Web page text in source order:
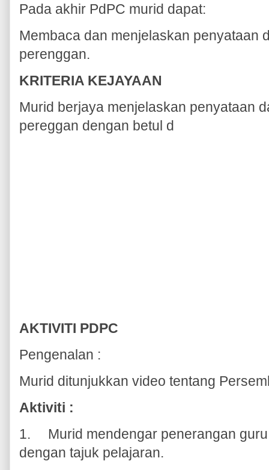
Pada akhir PdPC murid dapat:
Membaca dan menjelaskan penyataan
perenggan.
KRITERIA KEJAYAAN
Murid berjaya menjelaskan penyataan
pereggan dengan betul d
AKTIVITI PDPC
Pengenalan :
Murid ditunjukkan video tentang
Aktiviti :
1.
Murid mendengar penerangan
dengan tajuk pelajaran.